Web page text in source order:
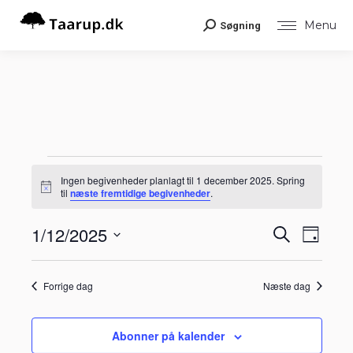
Menu
Search:
Søgning
Begivenheder
1
Notice
Ingen begivenheder planlagt til 1 december 2025. Spring
tilnæste fremtidige begivenheder.
og
Søg
efter
begivenheder
Dag
1/12/2025
Vælg
dato.
Forrige dag Næste dag
Abonner på kalender